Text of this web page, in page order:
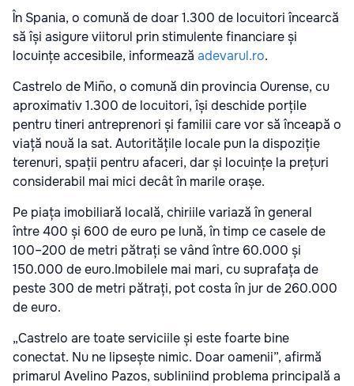
În Spania, o comună de doar 1.300 de locuitori încearcă
să își asigure viitorul prin stimulente financiare și
locuințe accesibile, informează adevarul.ro.
Castrelo de Miño, o comună din provincia Ourense, cu
aproximativ 1.300 de locuitori, își deschide porțile
pentru tineri antreprenori și familii care vor să înceapă o
viață nouă la sat. Autoritățile locale pun la dispoziție
terenuri, spații pentru afaceri, dar și locuințe la prețuri
considerabil mai mici decât în marile orașe.
Pe piața imobiliară locală, chiriile variază în general
între 400 și 600 de euro pe lună, în timp ce casele de
100–200 de metri pătrați se vând între 60.000 și
150.000 de euro.Imobilele mai mari, cu suprafața de
peste 300 de metri pătrați, pot costa în jur de 260.000
de euro.
„Castrelo are toate serviciile și este foarte bine
conectat. Nu ne lipsește nimic. Doar oamenii”, afirmă
primarul Avelino Pazos, subliniind problema principală a